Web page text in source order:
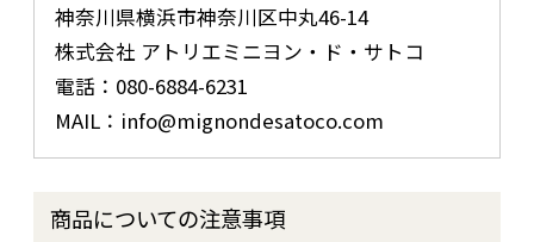
神奈川県横浜市神奈川区中丸46-14
株式会社 アトリエミニヨン・ド・サトコ
電話：080-6884-6231
MAIL：info@mignondesatoco.com
商品についての注意事項